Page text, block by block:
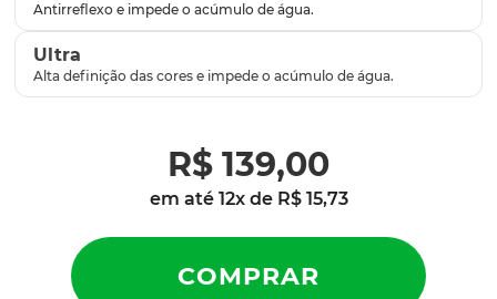
Ultra
R$ 139,00
em até 12x de R$ 15,73